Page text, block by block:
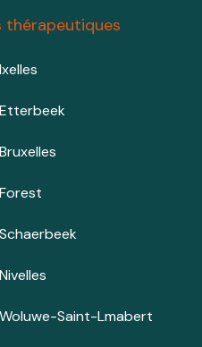
thérapeutiques
Saint-Lmabert